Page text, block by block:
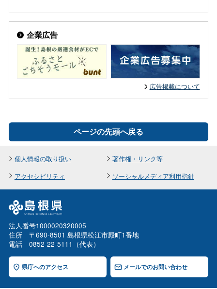
企業広告
広告掲載について
ページの先頭へ戻る
個人情報の取り扱い
著作権・リンク等
アクセシビリティ
ソーシャルメディア利用指針
法人番号1000020320005
住所 〒690-8501 島根県松江市殿町1番地
電話 0852-22-5111（代表）
県庁へのアクセス メールでのお問い合わせ